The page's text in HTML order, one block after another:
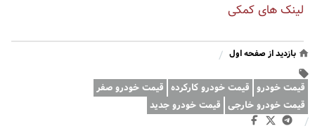
لینک های کمکی
بازدید از صفحه اول /
قیمت خودرو قیمت خودرو کارکرده قیمت خودرو صفر
قیمت خودرو خارجی قیمت خودرو جدید
/